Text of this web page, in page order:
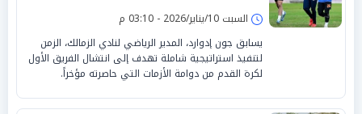
السبت 10/يناير/2026 - 03:10 م
يسابق جون إدوارد، المدير الرياضي لنادي الزمالك، الزمن
لتنفيذ استراتيجية شاملة تهدف إلى انتشال الفريق الأول
لكرة القدم من دوامة الأزمات التي حاصرته مؤخراً.